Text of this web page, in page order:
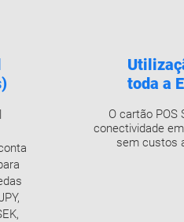
toda a
O cartão POS
conectividade
sem custos